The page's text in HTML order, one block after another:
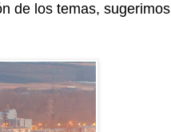
de los temas, sugerimos